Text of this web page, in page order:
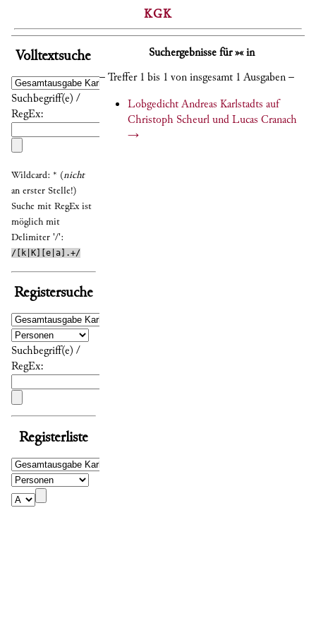
KGK
Volltextsuche
Suchbegriff(e) /
RegEx:
Wildcard: * (nicht
an erster Stelle!)
Suche mit RegEx ist
möglich mit
Delimiter '/':
/[k|K][e|a].+/
Registersuche
Suchbegriff(e) /
RegEx:
Registerliste
Suchergebnisse für »« in
– Treffer 1 bis 1 von insgesamt 1 Ausgaben –
Lobgedicht Andreas Karlstadts auf
Christoph Scheurl und Lucas Cranach
→